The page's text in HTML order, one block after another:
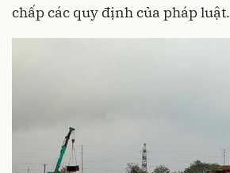
chấp các quy định của pháp luật.